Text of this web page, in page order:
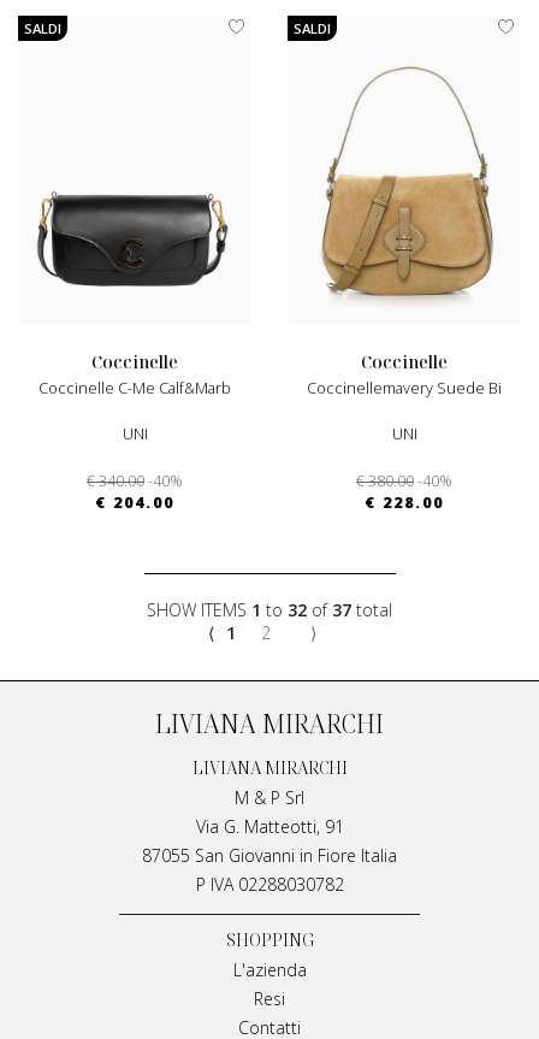
SALDI
coccinelle
Coccinelle C-Me Calf&marb
UNI
€ 340.00-40%
€ 204.00
SALDI
coccinelle
Coccinellemavery Suede Bi
UNI
€ 380.00-40%
€ 228.00
SHOW ITEMS 1 to 32 of 37 total
⟨
1 2 ⟩
LIVIANA MIRARCHI
LIVIANA MIRARCHI
M & P Srl
Via G. Matteotti, 91
87055 San Giovanni in Fiore Italia
P IVA 02288030782
SHOPPING
L'azienda
Resi
Contatti